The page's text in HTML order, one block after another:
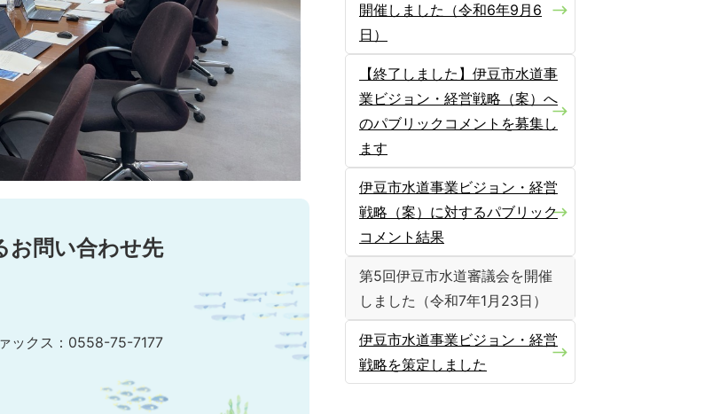
お問い合わせ先
ックス：0558-75-7177
開催しました（令和6年9月6
日）
【終了しました】伊豆市水道事
業ビジョン・経営戦略（案）へ
のパブリックコメントを募集し
ます
伊豆市水道事業ビジョン・経営
戦略（案）に対するパブリック
コメント結果
第5回伊豆市水道審議会を開催
しました（令和7年1月23日）
伊豆市水道事業ビジョン・経営
戦略を策定しました